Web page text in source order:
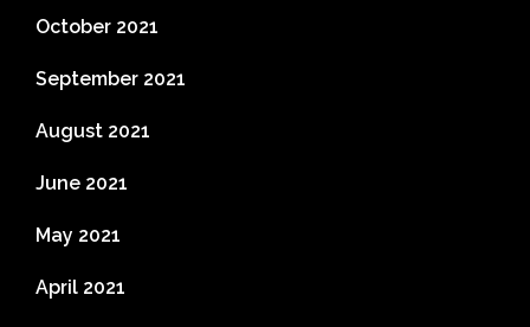
October 2021
September 2021
August 2021
June 2021
May 2021
April 2021